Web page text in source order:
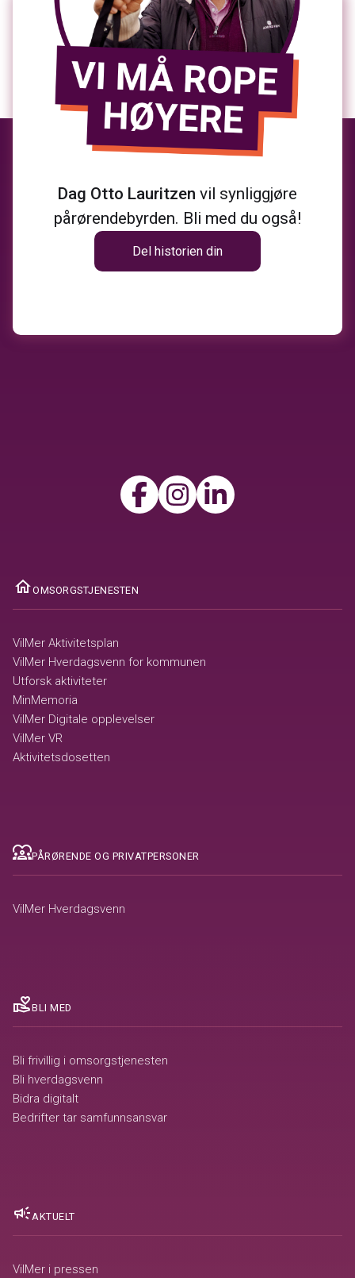
Dag Otto Lauritzen vil synliggjøre
pårørendebyrden. Bli med du også!
Del historien din
OMSORGSTJENESTEN
VilMer Aktivitetsplan
VilMer Hverdagsvenn for kommunen
Utforsk aktiviteter
MinMemoria
VilMer Digitale opplevelser
VilMer VR
Aktivitetsdosetten
diversity_1PÅRØRENDE OG PRIVATPERSONER
VilMer Hverdagsvenn
volunteer_activismBLI MED
Bli frivillig i omsorgstjenesten
Bli hverdagsvenn
Bidra digitalt
Bedrifter tar samfunnsansvar
campaignAKTUELT
VilMer i pressen